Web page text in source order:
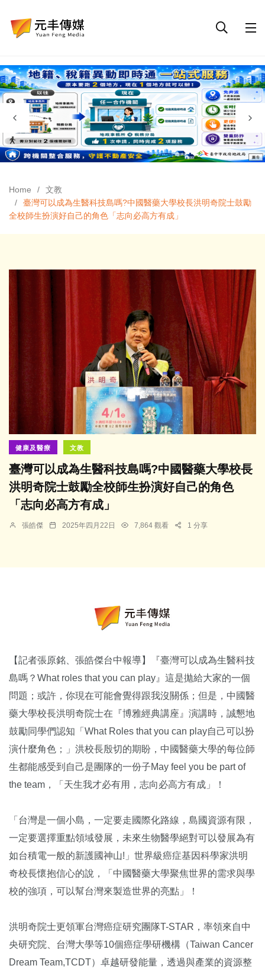
Home
文教
臺灣可以成為生醫科技島嗎?中國醫藥大學校長洪明奇院士鼓勵
全校師生扮演好自己的角色「志向必高方有成」
健康及醫療 文教
臺灣可以成為生醫科技島嗎?中國醫藥大學校長
洪明奇院士鼓勵全校師生扮演好自己的角色
「志向必高方有成」
張皓傑 2025年四月22日 7,864 觀看 1 分享
【記者張原銘、張皓傑台中報導】『臺灣可以成為生醫科技
島嗎？What roles that you can play』這是拋給大家的一個
問題；或許，你現在可能會覺得跟我沒關係；但是，中國醫
藥大學校長洪明奇院士在『博雅經典講座』演講時，誠懇地
鼓勵同學們認知「What Roles that you can play自己可以扮
演什麼角色；」洪校長殷切的期盼，中國醫藥大學的每位師
生都能感受到自己是團隊的一份子May feel you be part of
the team，「天生我才必有用，志向必高方有成」！
「台灣是一個小島，一定要走國際化路線，島國資源有限，
一定要選擇重點領域發展，未來生物醫學絕對可以發展為有
如台積電一般的新護國神山!」世界級癌症基因科學家洪明
奇校長懷抱信心的說，「中國醫藥大學聚焦世界的需求與學
校的強項，可以幫台灣來製造世界的亮點」！
洪明奇院士更領軍台灣癌症研究團隊T-STAR，率領來自中
央研究院、台灣大學等10個癌症學研機構（Taiwan Cancer
Dream Team,TCDT）卓越研發能量，透過與產業的資源整